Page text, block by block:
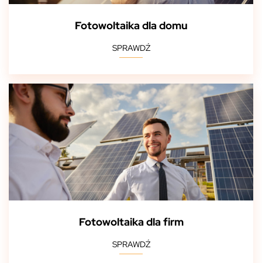
Fotowoltaika dla domu
SPRAWDŹ
Fotowoltaika dla firm
SPRAWDŹ